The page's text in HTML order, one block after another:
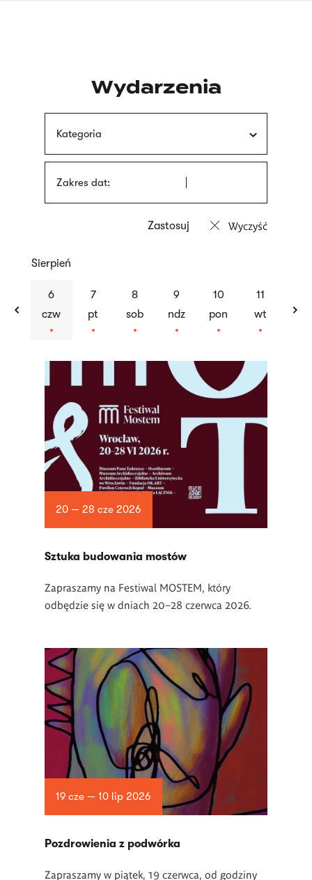
Wydarzenia
Kategoria
Zakres dat:
Wyczyść
previous
Sierpień
6
czw
7
pt
8
sob
9
ndz
10
pon
11
wt
artykułów
20 — 28 cze 2026
Sztuka budowania mostów
Zapraszamy na Festiwal MOSTEM, który
odbędzie się w dniach 20–28 czerwca 2026.
19 cze — 10 lip 2026
Pozdrowienia z podwórka
Zapraszamy w piątek, 19 czerwca, od godziny